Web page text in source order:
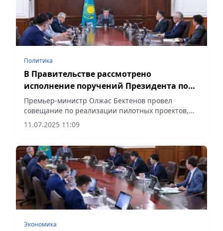
Политика
В Правительстве рассмотрено
исполнение поручений Президента по
интеграции цифрового тенге в
бюджетную политику
Премьер-министр Олжас Бектенов провел
совещание по реализации пилотных проектов,
связанных с маркировкой и отслеживанием денег
с помощью цифрового тенге, сообщает Vecher.kz.
11.07.2025 11:09
Экономика